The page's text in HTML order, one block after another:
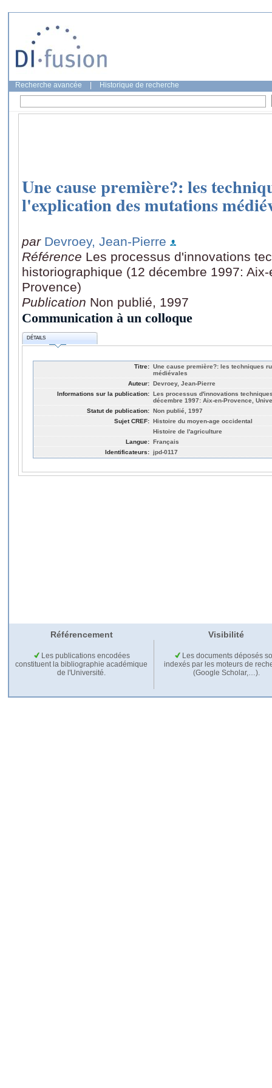
Recherche avancée Historique de recherche
Une cause première?: les
l'explication des mutations
par Devroey, Jean-Pierre
Référence Les processus d'innovations
historiographique (12 décembre 1997:
Provence)
Publication Non publié, 1997
Communication à un colloque
DÉTAILS
Titre: Une cause première?: les techniques
médiévales
Auteur: Devroey, Jean-Pierre
Informations sur la publication: Les processus d'innovations
décembre 1997: Aix-en-Provence,
Statut de publication: Non publié, 1997
Sujet CREF: Histoire du moyen-age occidental
Histoire de l'agriculture
Langue: Français
Identificateurs: jpd-0117
Référencement Visibilité
Les publications encodées
constituent la bibliographie académique
de l'Université.
Les documents déposés
indexés par les moteurs de
(Google Scholar,…).